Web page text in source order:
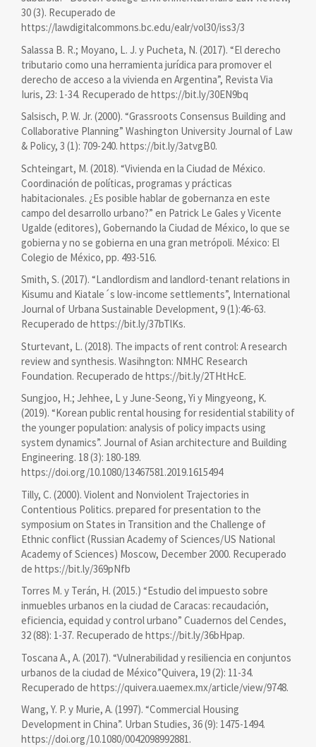
30 (3). Recuperado de
https://lawdigitalcommons.bc.edu/ealr/vol30/iss3/3
Salassa B. R.; Moyano, L. J. y Pucheta, N. (2017). “El derecho
tributario como una herramienta jurídica para promover el
derecho de acceso a la vivienda en Argentina”, Revista Via
Iuris, 23: 1-34. Recuperado de https://bit.ly/30EN9bq
Salsisch, P. W. Jr. (2000). “Grassroots Consensus Building and
Collaborative Planning” Washington University Journal of Law
& Policy, 3 (1): 709-240. https://bit.ly/3atvgB0.
Schteingart, M. (2018). “Vivienda en la Ciudad de México.
Coordinación de políticas, programas y prácticas
habitacionales. ¿Es posible hablar de gobernanza en este
campo del desarrollo urbano?” en Patrick Le Gales y Vicente
Ugalde (editores), Gobernando la Ciudad de México, lo que se
gobierna y no se gobierna en una gran metrópoli. México: El
Colegio de México, pp. 493-516.
Smith, S. (2017). “Landlordism and landlord-tenant relations in
Kisumu and Kiatale´s low-income settlements”, International
Journal of Urbana Sustainable Development, 9 (1):46-63.
Recuperado de https://bit.ly/37bTlKs.
Sturtevant, L. (2018). The impacts of rent control: A research
review and synthesis. Wasihngton: NMHC Research
Foundation. Recuperado de https://bit.ly/2THtHcE.
Sungjoo, H.; Jehhee, L y June-Seong, Yi y Mingyeong, K.
(2019). “Korean public rental housing for residential stability of
the younger population: analysis of policy impacts using
system dynamics”. Journal of Asian architecture and Building
Engineering. 18 (3): 180-189.
https://doi.org/10.1080/13467581.2019.1615494
Tilly, C. (2000). Violent and Nonviolent Trajectories in
Contentious Politics. prepared for presentation to the
symposium on States in Transition and the Challenge of
Ethnic conflict (Russian Academy of Sciences/US National
Academy of Sciences) Moscow, December 2000. Recuperado
de https://bit.ly/369pNfb
Torres M. y Terán, H. (2015.) “Estudio del impuesto sobre
inmuebles urbanos en la ciudad de Caracas: recaudación,
eficiencia, equidad y control urbano” Cuadernos del Cendes,
32 (88): 1-37. Recuperado de https://bit.ly/36bHpap.
Toscana A., A. (2017). “Vulnerabilidad y resiliencia en conjuntos
urbanos de la ciudad de México”Quivera, 19 (2): 11-34.
Recuperado de https://quivera.uaemex.mx/article/view/9748.
Wang, Y. P. y Murie, A. (1997). “Commercial Housing
Development in China”. Urban Studies, 36 (9): 1475-1494.
https://doi.org/10.1080/0042098992881.